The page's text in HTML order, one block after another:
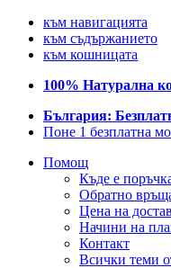
към навигацията
към съдържанието
към кошницата
100% Натурална
България:
Поне 1 безплатна
Помощ
Къде е
Обратно
Цена на
Начини на
Контакт
Всички теми